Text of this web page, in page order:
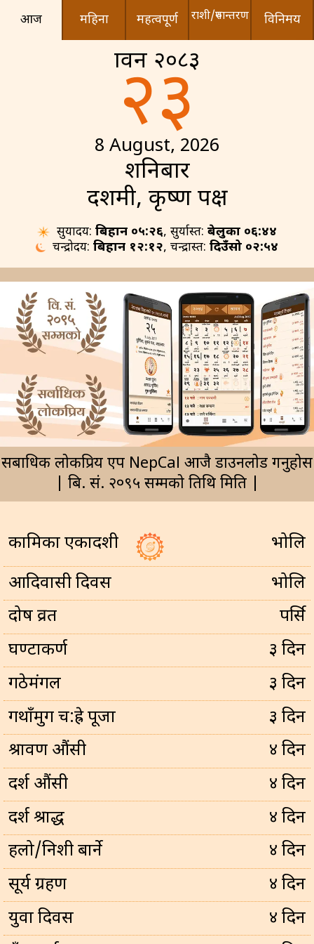
आज महिना महत्वपूर्ण राशी/रुपान्तरण विनिमय
श्रावन २०८३
२३
8 August, 2026
शनिबार
दशमी, कृष्ण पक्ष
सुर्योदय: बिहान ०५:२६, सुर्यास्त: बेलुका ०६:४४
चन्द्रोदय: बिहान १२:१२, चन्द्रास्त: दिउँसो ०२:५४
सर्बाधिक लोकप्रिय एप NepCal आजै डाउनलोड गर्नुहोस
| बि. सं. २०९५ सम्मको तिथि मिति |
कामिका एकादशी
भोलि
आदिवासी दिवस
भोलि
प्रदोष व्रत
पर्सि
घण्टाकर्ण
३ दिन
गठेमंगल
३ दिन
गथाँमुग च:ह्रे पूजा
३ दिन
श्रावण औंसी
४ दिन
दर्श औंसी
४ दिन
दर्श श्राद्ध
४ दिन
हलो/निशी बार्ने
४ दिन
सूर्य ग्रहण
४ दिन
युवा दिवस
४ दिन